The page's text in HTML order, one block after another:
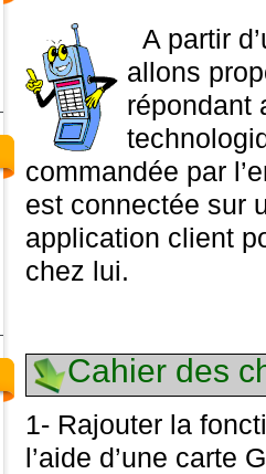
A partir
allons
répondant
commandée par
est connectée sur
application client
chez lui.
Cahier des
1- Rajouter la
l’aide d’une carte